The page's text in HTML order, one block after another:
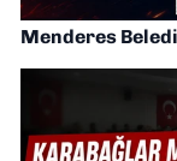
Menderes